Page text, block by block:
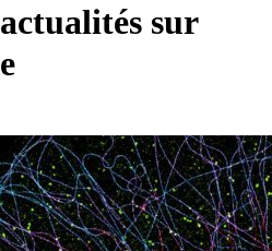
sur